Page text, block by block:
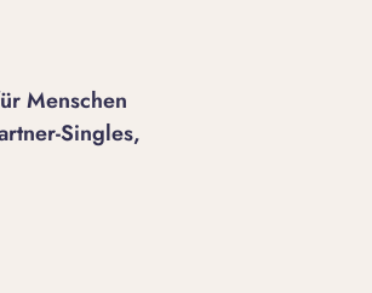
Menschen
Singles,